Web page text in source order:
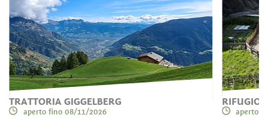
TRATTORIA GIGGELBERG
aperto fino 08/11/2026
RIFUGIO
aperto